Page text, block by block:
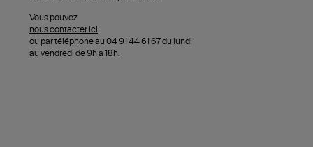
Vous pouvez
nous contacter ici
ou par téléphone au 04 91 44 61 67 du lundi
au vendredi de 9h à 18h.